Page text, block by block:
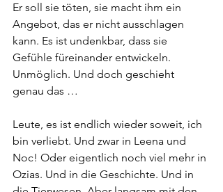
Er soll sie töten, sie macht ihm ein
Angebot, das er nicht ausschlagen
kann. Es ist undenkbar, dass sie
Gefühle füreinander entwickeln.
Unmöglich. Und doch geschieht
genau das …
Leute, es ist endlich wieder soweit, ich
bin verliebt. Und zwar in Leena und
Noc! Oder eigentlich noch viel mehr in
Ozias. Und in die Geschichte. Und in